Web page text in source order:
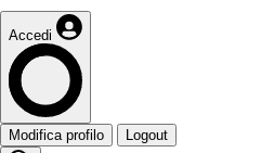
Accedi
Modifica profilo Logout